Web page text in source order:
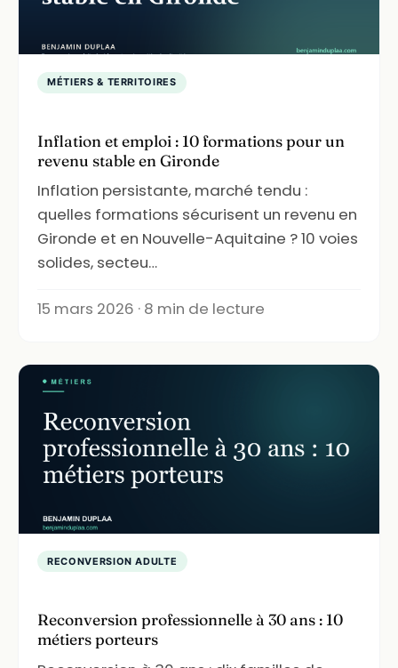
MÉTIERS & TERRITOIRES
Inflation et emploi : 10 formations pour un
revenu stable en Gironde
Inflation persistante, marché tendu :
quelles formations sécurisent un revenu en
Gironde et en Nouvelle-Aquitaine ? 10 voies
solides, secteu…
15 mars 2026 · 8 min de lecture
RECONVERSION ADULTE
Reconversion professionnelle à 30 ans : 10
métiers porteurs